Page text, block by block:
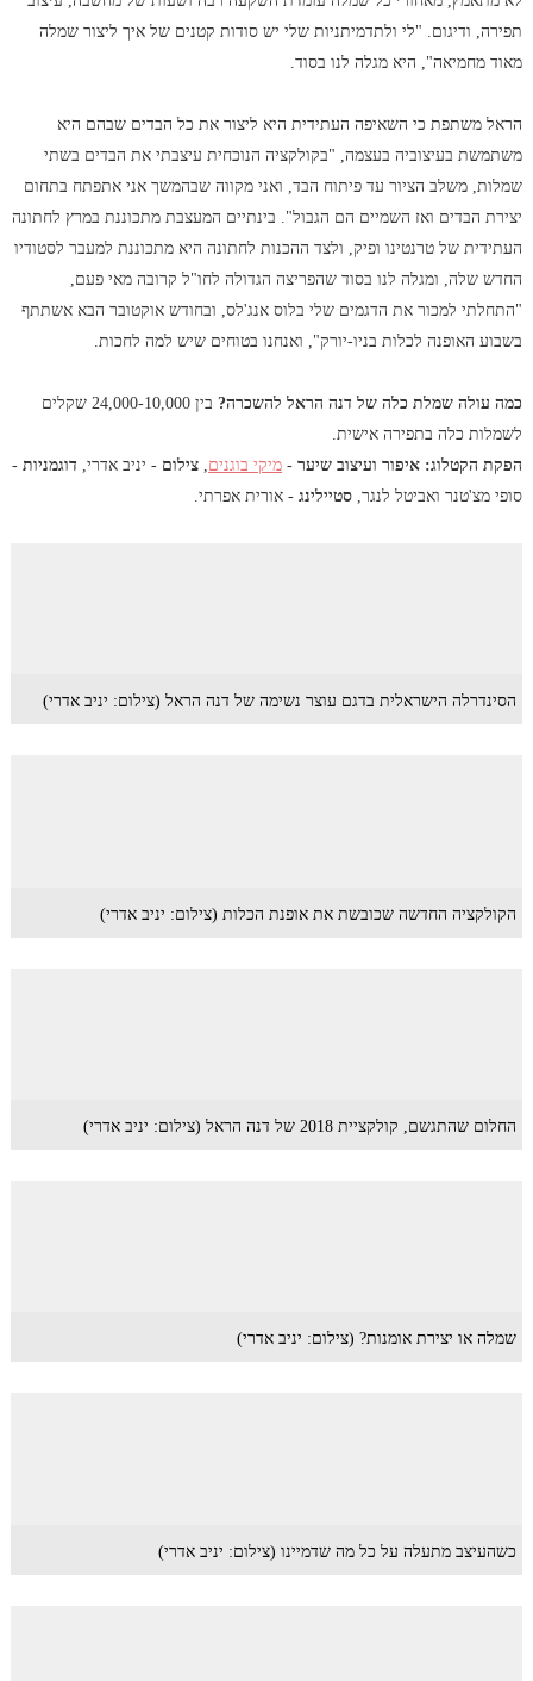
תפירה, ודיגום. "לי ולתדמיתניות שלי יש סודות קטנים של איך ליצור שמלה
מאוד מחמיאה", היא מגלה לנו בסוד.
הראל משתפת כי השאיפה העתידית היא ליצור את כל הבדים שבהם היא
משתמשת בעיצוביה בעצמה, "בקולקציה הנוכחית עיצבתי את הבדים בשתי
שמלות, משלב הציור עד פיתוח הבד, ואני מקווה שבהמשך אני אתפתח בתחום
יצירת הבדים ואז השמיים הם הגבול". בינתיים המעצבת מתכוננת במרץ לחתונה
העתידית של טרנטינו ופיק, ולצד ההכנות לחתונה היא מתכוננת למעבר לסטודיו
החדש שלה, ומגלה לנו בסוד שהפריצה הגדולה לחו"ל קרובה מאי פעם,
"התחלתי למכור את הדגמים שלי בלוס אנג'לס, ובחודש אוקטובר הבא אשתתף
בשבוע האופנה לכלות בניו-יורק", ואנחנו בטוחים שיש למה לחכות.
כמה עולה שמלת כלה של דנה הראל להשכרה?
בין 24,000-10,000 שקלים
לשמלות כלה בתפירה אישית.
הפקת הקטלוג: איפור ועיצוב שיער- מיקי בוגנים צילום - יניב אדרי, דוגמניות-
סופי מצ'טנר ואביטל לנגר, סטיילינג- אורית אפרתי.
הסינדרלה הישראלית בדגם עוצר נשימה של דנה הראל (צילום: יניב אדרי)
הקולקציה החדשה שכובשת את אופנת הכלות (צילום: יניב אדרי)
החלום שהתגשם, קולקציית 2018 של דנה הראל (צילום: יניב אדרי)
שמלה או יצירת אומנות? (צילום: יניב אדרי)
כשהעיצב מתעלה על כל מה שדמיינו (צילום: יניב אדרי)